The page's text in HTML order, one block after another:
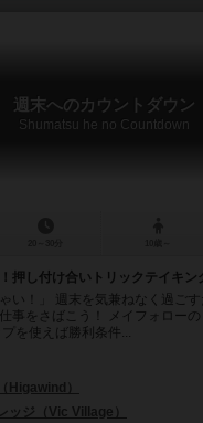
週末へのカウントダウン
Shumatsu he no Countdown
押し付け合いトリックテイキン
い！」 週末を気兼ねなく過ごす
事をさばこう！ メイフォロー
を使えば勝利条件...
Higawind）
ッジ（Vic Village）